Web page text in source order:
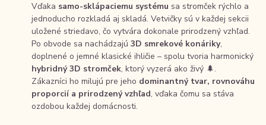
Vďaka samo-sklápaciemu systému sa stromček rýchlo a
jednoducho rozkladá aj skladá. Vetvičky sú v každej sekcii
uložené striedavo, čo vytvára dokonale prirodzený vzhľad.
Po obvode sa nachádzajú3D smrekové konáriky,
doplnené o jemné klasické ihličie – spolu tvoria harmonický
hybridný 3D stromček, ktorý vyzerá ako živý 🌲.
Zákazníci ho milujú pre jeho dominantný tvar, rovnováhu
proporcií a prirodzený vzhľad, vďaka čomu sa stáva
ozdobou každej domácnosti.